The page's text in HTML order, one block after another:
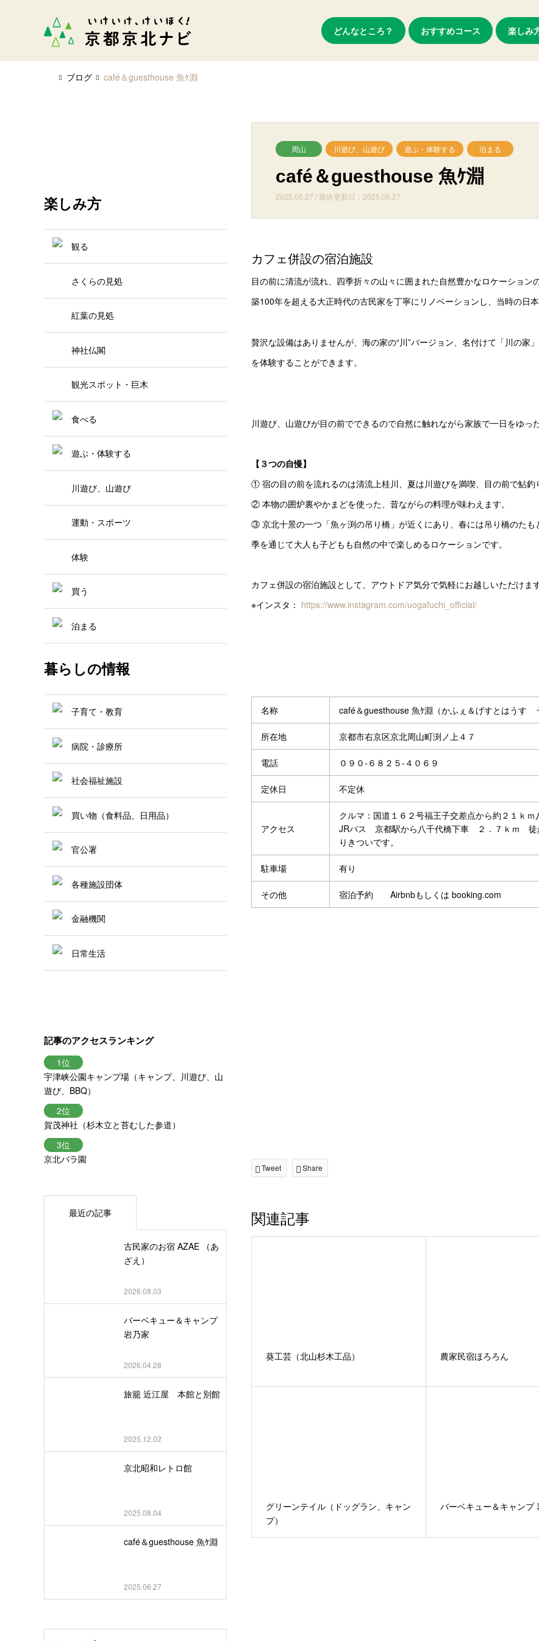
どんなところ？ おすすめコース 楽しみ
ブログ café＆guesthouse 魚ｹ淵
周山 川遊び、山遊び 遊ぶ・体験する 泊まる
café＆guesthouse 魚ｹ淵
2025.06.27 / 最終更新日：2025.06.27
カフェ併設の宿泊施設
目の前に清流が流れ、四季折々の山々に囲まれた自然豊かなロケーション
築100年を超える大正時代の古民家を丁寧にリノベーションし、当時の日
贅沢な設備はありませんが、海の家の“川”バージョン、名付けて「川の
を体験することができます。
川遊び、山遊びが目の前でできるので自然に触れながら家族で一日をゆっ
【３つの自慢】
① 宿の目の前を流れるのは清流上桂川、夏は川遊びを満喫、目の前で鮎釣
② 本物の囲炉裏やかまどを使った、昔ながらの料理が味わえます。
③ 京北十景の一つ「魚ヶ渕の吊り橋」が近くにあり、春には吊り橋のた
季を通じて大人も子どもも自然の中で楽しめるロケーションです。
カフェ併設の宿泊施設として、アウトドア気分で気軽にお越しいただけます
※インスタ： https://www.instagram.com/uogafuchi_official/
名称 café＆guesthouse 魚ｹ淵（かふぇ＆げすとはうす
所在地 京都市右京区京北周山町渕ノ上４７
電話 ０９０-６８２５-４０６９
定休日 不定休
アクセス
クルマ：国道１６２号福王子交差点から約２１ｋ
JRバス 京都駅から八千代橋下車 ２．７ｋｍ 徒
りきついです。
駐車場 有り
その他 宿泊予約 Airbnbもしくは booking.com
Tweet Share
関連記事
葵工芸（北山杉木工品） 農家民宿ほろろん
グリーンテイル（ドッグラン、キャン
プ）
バーベキュー＆キャンプ
楽しみ方
観る
さくらの見処
紅葉の見処
神社仏閣
観光スポット・巨木
食べる
遊ぶ・体験する
川遊び、山遊び
運動・スポーツ
体験
買う
泊まる
暮らしの情報
子育て・教育
病院・診療所
社会福祉施設
買い物（食料品、日用品）
官公署
各種施設団体
金融機関
日常生活
記事のアクセスランキング
宇津峡公園キャンプ場（キャンプ、川遊び、山
遊び、BBQ）
賀茂神社（杉木立と苔むした参道）
京北バラ園
最近の記事
古民家のお宿 AZAE （あ
ざえ）
2026.08.03
バーベキュー＆キャンプ
岩乃家
2026.04.28
旅籠 近江屋 本館と別館
2025.12.02
京北昭和レトロ館
2025.08.04
café＆guesthouse 魚ｹ淵
2025.06.27